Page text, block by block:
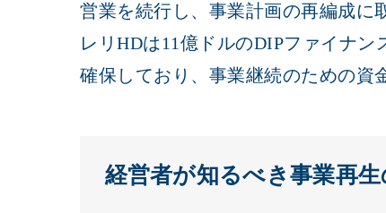
営業を続行し、事業計画の再編成に
レリHDは11億ドルのDIPファイナ
確保しており、事業継続のための資
経営者が知るべき事業再